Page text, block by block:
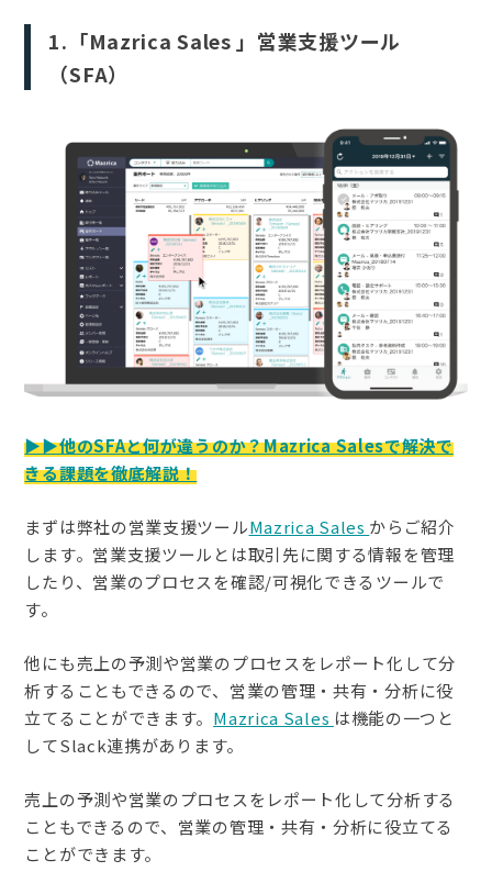
1.「Mazrica Sales 」営業支援ツール
（SFA）
▶︎▶︎他のSFAと何が違うのか？Mazrica Salesで解決で
きる課題を徹底解説！
まずは弊社の営業支援ツールMazrica Sales からご紹介
します。営業支援ツールとは取引先に関する情報を管理
したり、営業のプロセスを確認/可視化できるツールで
す。
他にも売上の予測や営業のプロセスをレポート化して分
析することもできるので、営業の管理・共有・分析に役
立てることができます。 Mazrica Sales は機能の一つと
してSlack連携があります。
売上の予測や営業のプロセスをレポート化して分析する
こともできるので、営業の管理・共有・分析に役立てる
ことができます。